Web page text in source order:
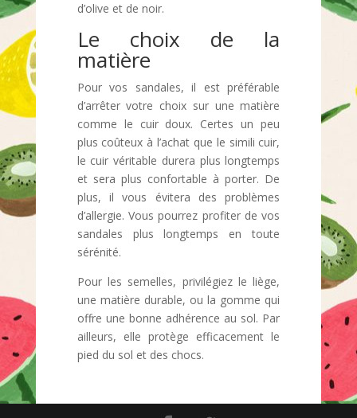
d’olive et de noir.
Le choix de la
matière
Pour vos sandales, il est préférable
d’arrêter votre choix sur une matière
comme le cuir doux. Certes un peu
plus coûteux à l’achat que le simili cuir,
le cuir véritable durera plus longtemps
et sera plus confortable à porter. De
plus, il vous évitera des problèmes
d’allergie. Vous pourrez profiter de vos
sandales plus longtemps en toute
sérénité.
Pour les semelles, privilégiez le liège,
une matière durable, ou la gomme qui
offre une bonne adhérence au sol. Par
ailleurs, elle protège efficacement le
pied du sol et des chocs.